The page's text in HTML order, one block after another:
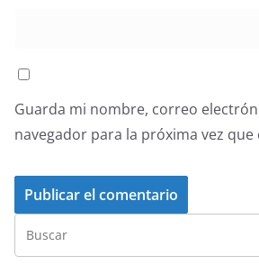
Guarda mi nombre, correo
navegador para la próxima vez que